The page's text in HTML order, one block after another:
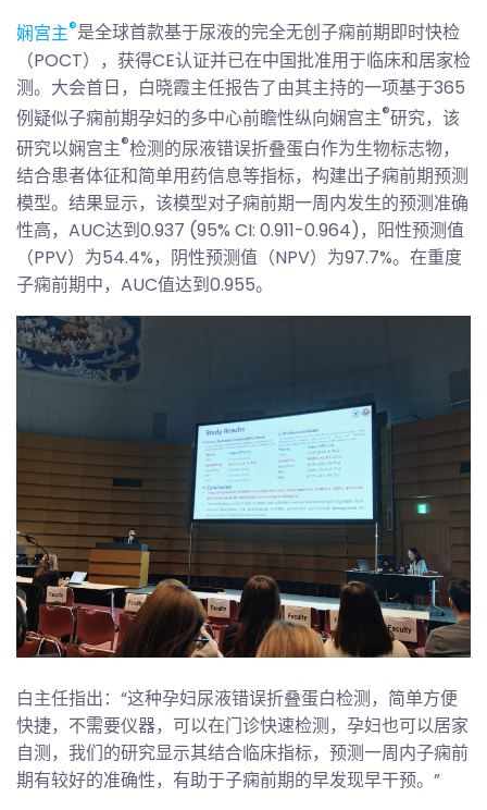
娴宫主®是全球首款基于尿液的完全无创子痫前期即时快检
（POCT），获得CE认证并已在中国批准用于临床和居家检
测。大会首日，白晓霞主任报告了由其主持的一项基于365
例疑似子痫前期孕妇的多中心前瞻性纵向娴宫主®研究，该
研究以娴宫主®检测的尿液错误折叠蛋白作为生物标志物，
结合患者体征和简单用药信息等指标，构建出子痫前期预测
模型。结果显示，该模型对子痫前期一周内发生的预测准确
性高，AUC达到0.937 (95% CI: 0.911-0.964)，阳性预测值
（PPV）为54.4%，阴性预测值（NPV）为97.7%。在重度
子痫前期中，AUC值达到0.955。
白主任指出：“这种孕妇尿液错误折叠蛋白检测，简单方便
快捷，不需要仪器，可以在门诊快速检测，孕妇也可以居家
自测，我们的研究显示其结合临床指标，预测一周内子痫前
期有较好的准确性，有助于子痫前期的早发现早干预。”